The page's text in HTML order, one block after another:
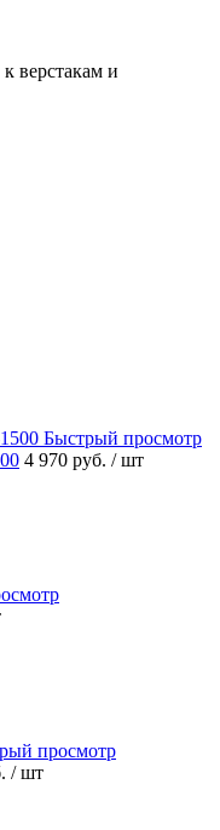
верстакам и
Быстрый просмотр
4 970 руб. / шт
просмотр
/ шт